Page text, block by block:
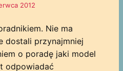
2012
Nie ma
dostali przynajmniej
o poradę jaki model
odpowiadać